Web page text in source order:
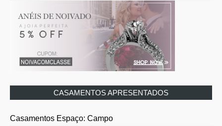
CASAMENTOS APRESENTADOS
Casamentos Espaço: Campo